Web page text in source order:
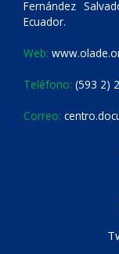
Fernández
Ecuador.
Web:
Teléfono: (593 2)
Correo: